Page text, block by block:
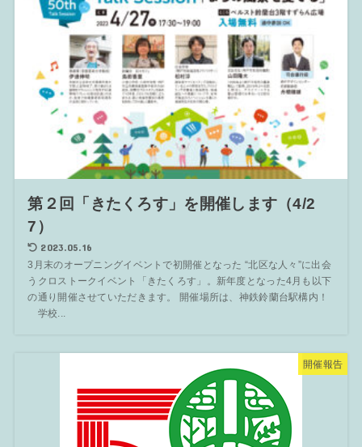
第２回「きたくろす」を開催します（4/2
7）
2023.05.16
3月末のオープニングイベントで初開催となった “北区な人々”に出会
うクロストークイベント「きたくろす」。新年度となった4月も以下
の通り開催させていただきます。 開催場所は、神鉄鈴蘭台駅構内！
学校...
開催報告